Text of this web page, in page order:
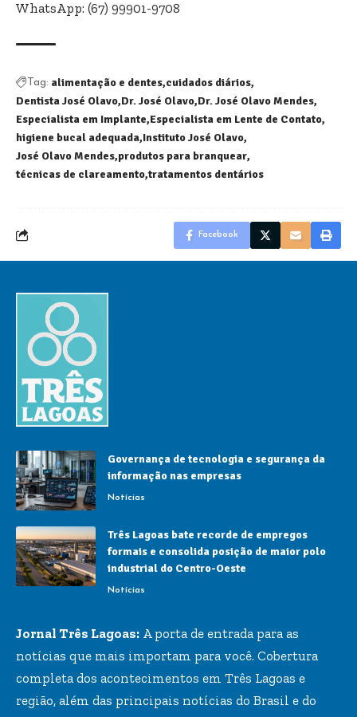
WhatsApp: (67) 99901-9708
Tag: alimentação e dentes cuidados diários
Dentista José Olavo Dr. José Olavo Dr. José Olavo Mendes
Especialista em Implante Especialista em Lente de Contato
higiene bucal adequada Instituto José Olavo
José Olavo Mendes produtos para branquear
técnicas de clareamento tratamentos dentários
Facebook
Governança de tecnologia e segurança da
informação nas empresas
Notícias
Três Lagoas bate recorde de empregos
formais e consolida posição de maior polo
industrial do Centro-Oeste
Notícias
Jornal Três Lagoas: A porta de entrada para as
notícias que mais importam para você. Cobertura
completa dos acontecimentos em Três Lagoas e
região, além das principais notícias do Brasil e do